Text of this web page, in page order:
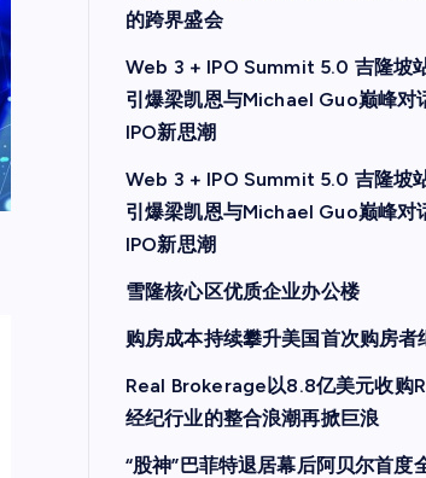
的跨界盛会
Web 3 + IPO Summit 5.0 吉隆坡
引爆梁凯恩与Michael Guo巅峰对
IPO新思潮
Web 3 + IPO Summit 5.0 吉隆坡
引爆梁凯恩与Michael Guo巅峰对
IPO新思潮
雪隆核心区优质企业办公楼
购房成本持续攀升美国首次购房者
Real Brokerage以8.8亿美元收购
经纪行业的整合浪潮再掀巨浪
“股神”巴菲特退居幕后阿贝尔首度